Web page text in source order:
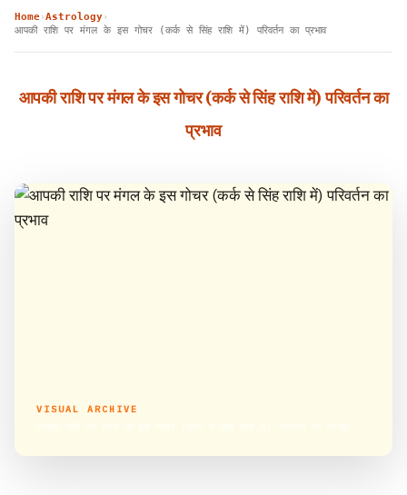
Home›Astrology›
आपकी राशि पर मंगल के इस गोचर (कर्क से सिंह राशि में) परिवर्तन का प्रभाव
आपकी राशि पर मंगल के इस गोचर (कर्क से सिंह राशि में) परिवर्तन का
प्रभाव
VISUAL ARCHIVE